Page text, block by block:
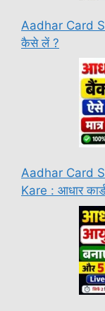
Aadhar Card
कैसे लें ?
Aadhar Card
Kare : आधार